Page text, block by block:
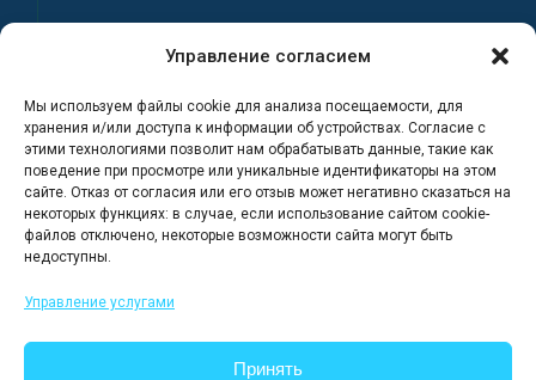
Управление согласием
Мы используем файлы cookie для анализа посещаемости, для
хранения и/или доступа к информации об устройствах. Согласие с
этими технологиями позволит нам обрабатывать данные, такие как
поведение при просмотре или уникальные идентификаторы на этом
сайте. Отказ от согласия или его отзыв может негативно сказаться на
некоторых функциях: в случае, если использование сайтом cookie-
файлов отключено, некоторые возможности сайта могут быть
недоступны.
Управление услугами
Принять
Фамилия
Адрес электронной почты
ознакомившись с Политикой